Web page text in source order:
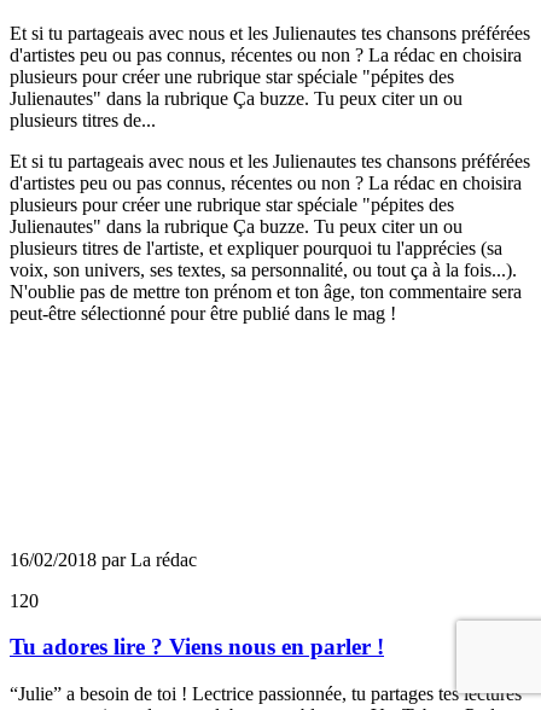
Et si tu partageais avec nous et les Julienautes tes chansons préférées
d'artistes peu ou pas connus, récentes ou non ? La rédac en choisira
plusieurs pour créer une rubrique star spéciale "pépites des
Julienautes" dans la rubrique Ça buzze. Tu peux citer un ou
plusieurs titres de...
Et si tu partageais avec nous et les Julienautes tes chansons préférées
d'artistes peu ou pas connus, récentes ou non ? La rédac en choisira
plusieurs pour créer une rubrique star spéciale "pépites des
Julienautes" dans la rubrique Ça buzze. Tu peux citer un ou
plusieurs titres de l'artiste, et expliquer pourquoi tu l'apprécies (sa
voix, son univers, ses textes, sa personnalité, ou tout ça à la fois...).
N'oublie pas de mettre ton prénom et ton âge, ton commentaire sera
peut-être sélectionné pour être publié dans le mag !
16/02/2018 par La rédac
120
Tu adores lire ? Viens nous en parler !
“Julie” a besoin de toi ! Lectrice passionnée, tu partages tes lectures